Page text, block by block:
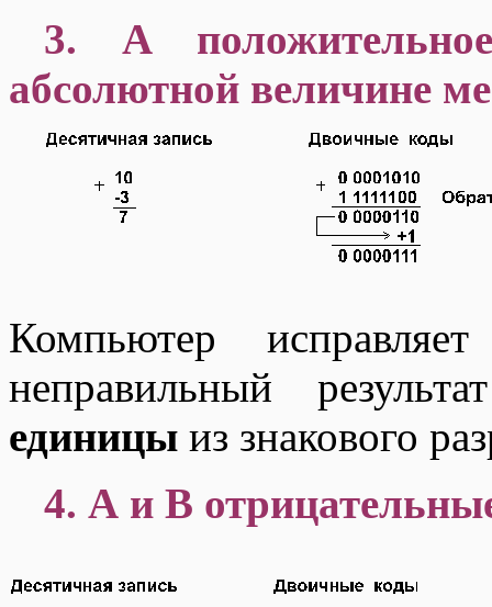
3. А
абсолютной величине
Компьютер
неправильный
единицы из знакового
4. А и В